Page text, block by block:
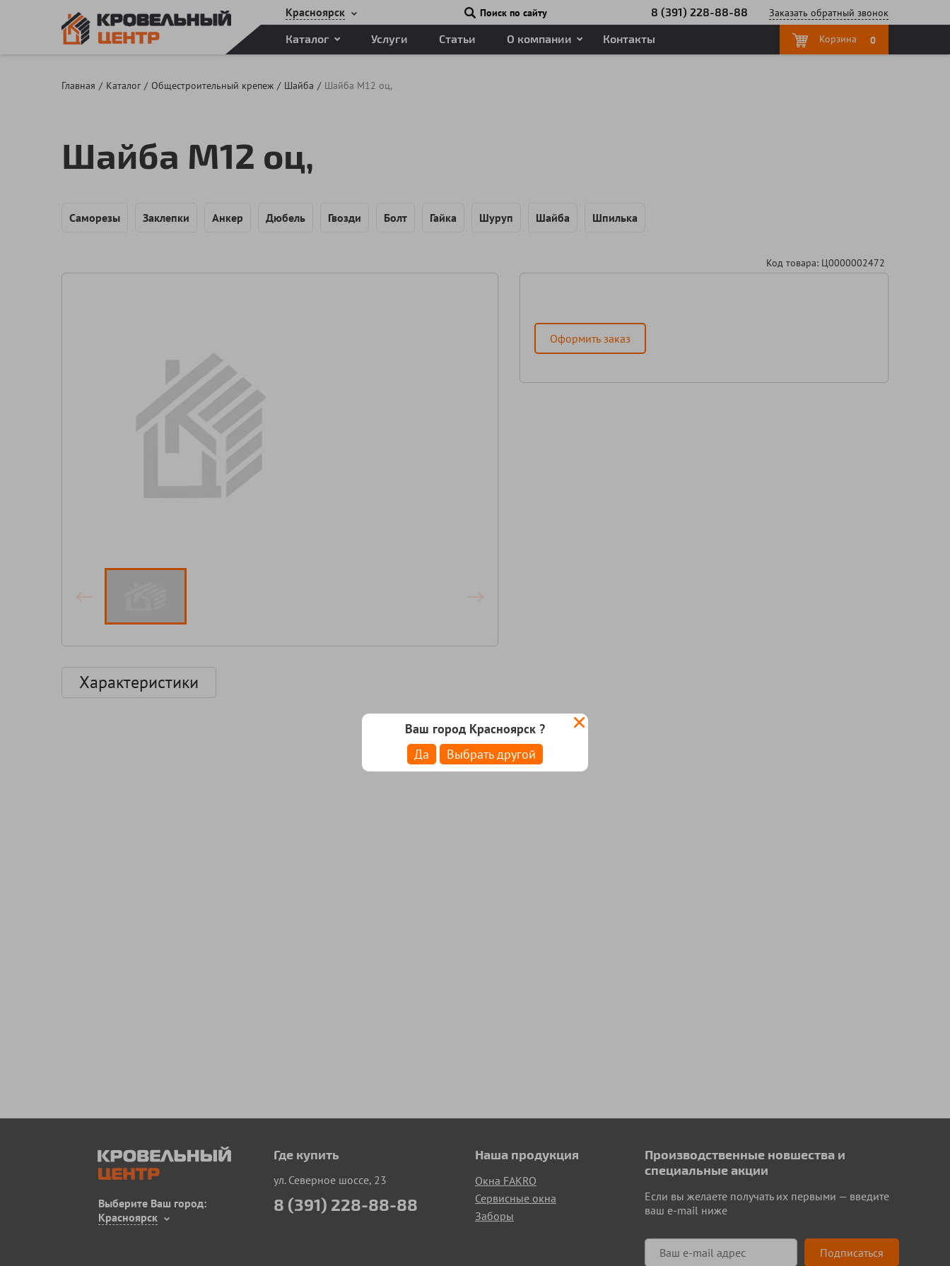
Красноярск Поиск по сайту 8 (391) 228-88-88 Заказать обратный звонок
Каталог Услуги Статьи О компании Контакты Корзина 0
Ваш город Красноярск ?
Да
Выбрать другой
Главная Каталог Общестроительный крепеж Шайба Шайба М12 оц,
Шайба М12 оц,
Саморезы Заклепки Анкер Дюбель Гвозди Болт Гайка Шуруп Шайба Шпилька
Код товара: Ц0000002472
Оформить заказ
Характеристики
Выберите Ваш город:
Красноярск
Где купить
ул. Северное шоссе, 23
8 (391) 228-88-88
Наша продукция
Окна FAKRO
Сервисные окна
Заборы
Производственные новшества и
специальные акции
Если вы желаете получать их первыми — введите
ваш e-mail ниже
Подписаться